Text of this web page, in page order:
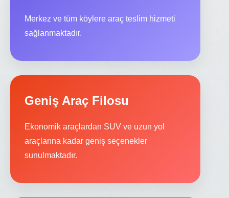
Merkez ve tüm köylere araç teslim hizmeti
sağlanmaktadır.
Geniş Araç Filosu
Ekonomik araçlardan SUV ve uzun yol
araçlarına kadar geniş seçenekler
sunulmaktadır.